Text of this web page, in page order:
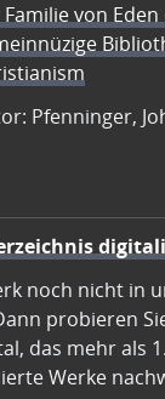
Familie von
Pfenninger,
noch nicht in
probieren
das mehr als
Werke